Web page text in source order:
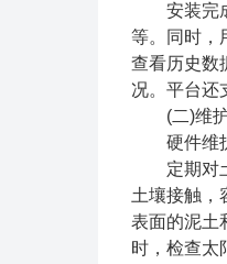
安装完成
等。同时，
查看历史数
况。平台还
(二)维护
硬件维
定期对土
土壤接触，
表面的泥土
时，检查太